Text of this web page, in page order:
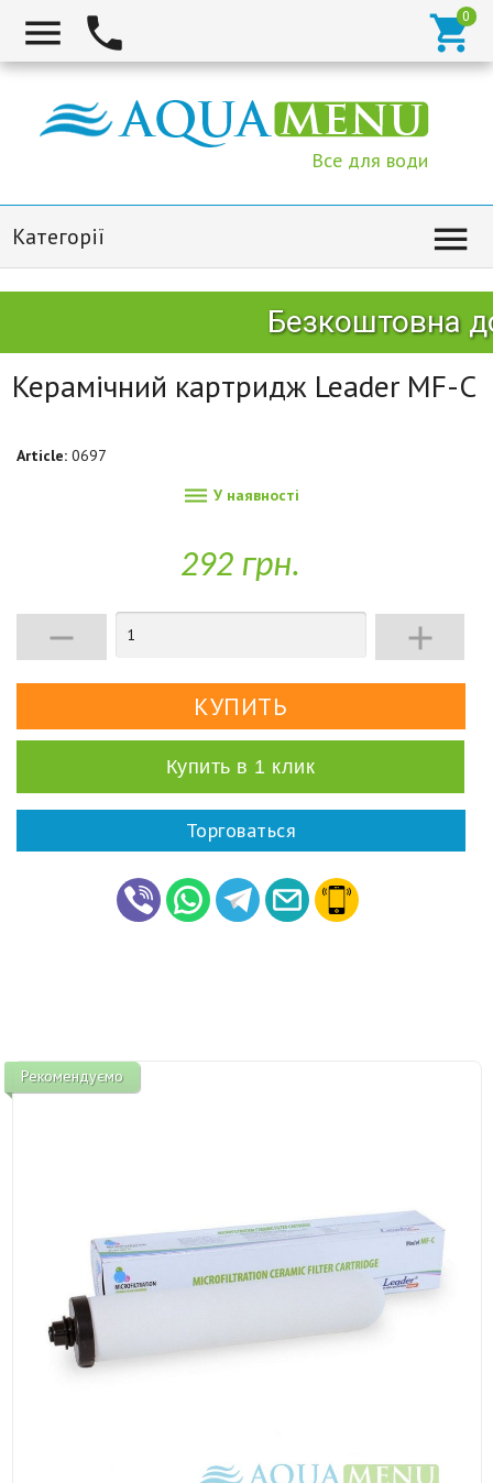
  
Все для води
Категорії 
Безкоштовна
Керамічний картридж Leader MF-C
Article: 0697
 У наявності
292 грн.
 
Купить в 1 клик
Торговаться
Рекомендуємо